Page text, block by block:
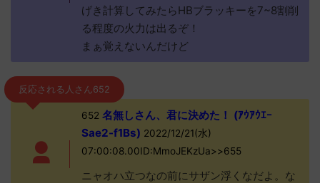
げき計算してみたらHBブラッキーを7~8割削
る程度の火力は出るぞ！
まぁ覚えないんだけど
反応される人さん652
652 名無しさん、君に決めた！ (ｱｳｱｳｴｰ
Sae2-f1Bs) 2022/12/21(水)
07:00:08.00ID:MmoJEKzUa>>655
ニャオハ立つなの前にサザン浮くなだよ。な